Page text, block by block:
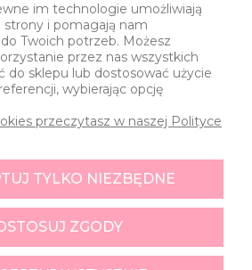
O NAS
nazwa zastrzeżone.
rights reserved.
im technologie umożliwiają
strony i pomagają nam
Twoich potrzeb. Możesz
przez nas wszystkich
do sklepu lub dostosować użycie
wybierając opcję
przeczytasz w naszej Polityce
TYLKO NIEZBĘDNE
ZGODY